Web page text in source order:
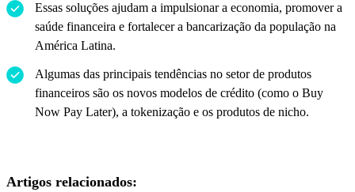
Essas soluções ajudam a impulsionar a economia, promover a
saúde financeira e fortalecer a bancarização da população na
América Latina.
Algumas das principais tendências no setor de produtos
financeiros são os novos modelos de crédito (como o Buy
Now Pay Later), a tokenização e os produtos de nicho.
Artigos relacionados: